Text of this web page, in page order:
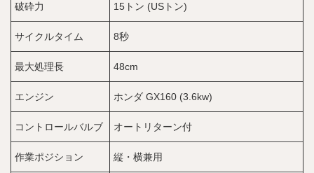
破砕力 15トン (USトン)
サイクルタイム 8秒
最大処理長 48cm
エンジン ホンダ GX160 (3.6kw)
コントロールバルブ オートリターン付
作業ポジション 縦・横兼用